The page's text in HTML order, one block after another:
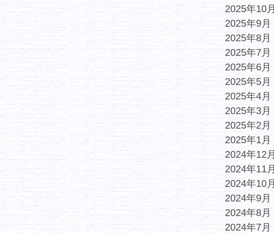
2025年10月
2025年9月
2025年8月
2025年7月
2025年6月
2025年5月
2025年4月
2025年3月
2025年2月
2025年1月
2024年12月
2024年11月
2024年10月
2024年9月
2024年8月
2024年7月